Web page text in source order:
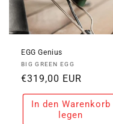
EGG Genius
Anbieter:
BIG GREEN EGG
Normaler
Preis
€319,00 EUR
In den Warenkorb
legen